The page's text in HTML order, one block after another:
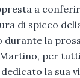
a
di spicco
la
per
la sua